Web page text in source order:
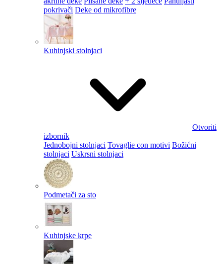
pokrivači Deke od mikrofibre
Kuhinjski stolnjaci
Otvoriti
izbornik
Jednobojni stolnjaci Tovaglie con motivi Božićni
stolnjaci Uskrsni stolnjaci
Podmetači za sto
Kuhinjske krpe